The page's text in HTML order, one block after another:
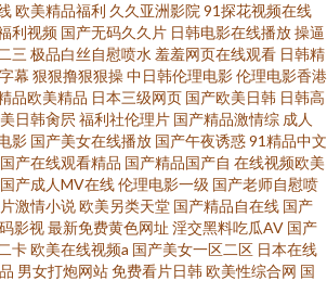
欧美精品福利 久久亚洲影院 91探花视频在线
利视频 国产无码久久片 日韩电影在线播放操逼
三 极品白丝自慰喷水 羞羞网页在线观看 日韩精
幕 狠狠撸狠狠操中日韩伦理电影伦理电影香港
品欧美精品 日本三级网页 国产欧美日韩 日韩高
日韩肏屄 福利社伦理片 国产精品激情综 成人
影 国产美女在线播放 国产午夜诱惑91精品中文
国产在线观看精品 国产精品国产自 在线视频欧美
国产成人MV在线伦理电影一级 国产老师自慰喷
激情小说欧美另类天堂 国产精品自在线 国产
影视最新免费黄色网址 淫交黑料吃瓜AV 国产
卡欧美在线视频a 国产美女一区二区 日本在线
男女打炮网站免费看片日韩欧美性综合网 国